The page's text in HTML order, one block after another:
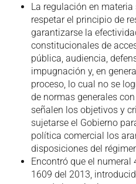
La regulación en
respetar el principio de
garantizarse la
constitucionales de
pública, audiencia,
impugnación y, en
proceso, lo cual no se
de normas generales
señalen los objetivos y
sujetarse el Gobierno
política comercial los
disposiciones del
Encontró que el numeral
1609 del 2013,